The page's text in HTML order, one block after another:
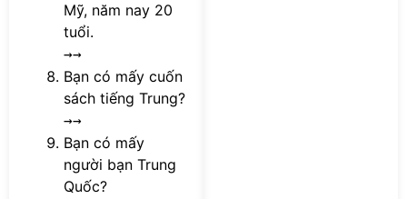
Mỹ, năm nay 20
tuổi.
→→
Bạn có mấy cuốn
sách tiếng Trung?
→→
Bạn có mấy
người bạn Trung
Quốc?